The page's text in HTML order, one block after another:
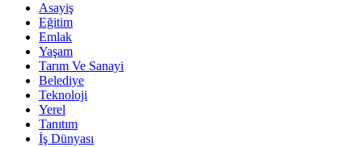
Asayiş
Eğitim
Emlak
Yaşam
Tarım Ve Sanayi
Belediye
Teknoloji
Yerel
Tanıtım
İş Dünyası